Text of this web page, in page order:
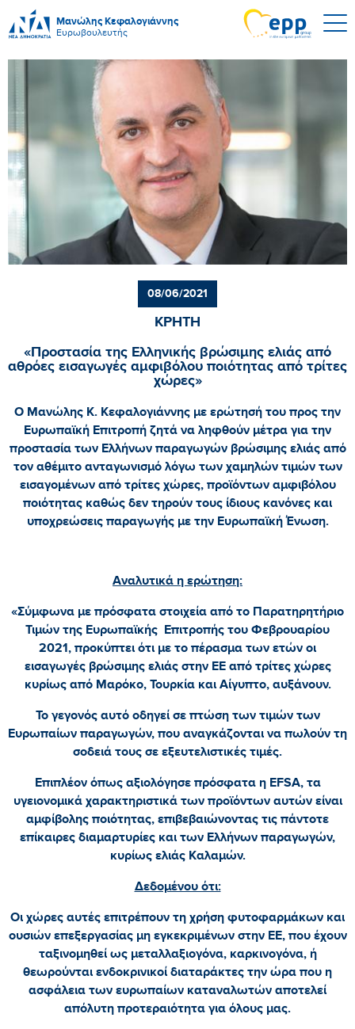
Μανώλης Κεφαλογιάννης
Ευρωβουλευτής
08/06/2021
ΚΡΗΤΗ
«Προστασία της Ελληνικής βρώσιμης ελιάς από
αθρόες εισαγωγές αμφιβόλου ποιότητας από τρίτες
χώρες»
Ο Μανώλης Κ. Κεφαλογιάννης με ερώτησή του προς την
Ευρωπαϊκή Επιτροπή ζητά να ληφθούν μέτρα για την
προστασία των Ελλήνων παραγωγών βρώσιμης ελιάς από
τον αθέμιτο ανταγωνισμό λόγω των χαμηλών τιμών των
εισαγομένων από τρίτες χώρες, προϊόντων αμφιβόλου
ποιότητας καθώς δεν τηρούν τους ίδιους κανόνες και
υποχρεώσεις παραγωγής με την Ευρωπαϊκή Ένωση.
Αναλυτικά η ερώτηση:
«Σύμφωνα με πρόσφατα στοιχεία από το Παρατηρητήριο
Τιμών της Ευρωπαϊκής Επιτροπής του Φεβρουαρίου
2021, προκύπτει ότι με το πέρασμα των ετών οι
εισαγωγές βρώσιμης ελιάς στην ΕΕ από τρίτες χώρες
κυρίως από Μαρόκο, Τουρκία και Αίγυπτο, αυξάνουν.
Το γεγονός αυτό οδηγεί σε πτώση των τιμών των
Ευρωπαίων παραγωγών, που αναγκάζονται να πωλούν τη
σοδειά τους σε εξευτελιστικές τιμές.
Επιπλέον όπως αξιολόγησε πρόσφατα η EFSA, τα
υγειονομικά χαρακτηριστικά των προϊόντων αυτών είναι
αμφίβολης ποιότητας, επιβεβαιώνοντας τις πάντοτε
επίκαιρες διαμαρτυρίες και των Ελλήνων παραγωγών,
κυρίως ελιάς Καλαμών.
Δεδομένου ότι:
Οι χώρες αυτές επιτρέπουν τη χρήση φυτοφαρμάκων και
ουσιών επεξεργασίας μη εγκεκριμένων στην ΕΕ, που έχουν
ταξινομηθεί ως μεταλλαξιογόνα, καρκινογόνα, ή
θεωρούνται ενδοκρινικοί διαταράκτες την ώρα που η
ασφάλεια των ευρωπαίων καταναλωτών αποτελεί
απόλυτη προτεραιότητα για όλους μας.